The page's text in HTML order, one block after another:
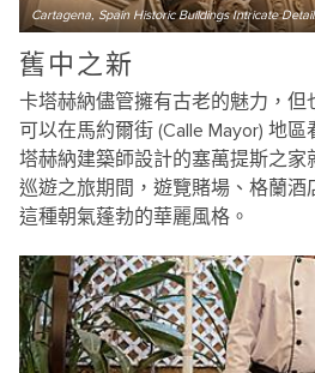
Cartagena, Spain Historic Buildings Intricate
舊中之新
卡塔赫納儘管擁有古老的魅力，但
可以在馬約爾街 (Calle Mayor) 地
塔赫納建築師設計的塞萬提斯之家
巡遊之旅期間，遊覽賭場、格蘭
這種朝氣蓬勃的華麗風格。